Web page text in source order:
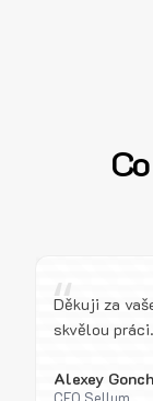
“
Děkuji za
skvělou práci.
Alexey